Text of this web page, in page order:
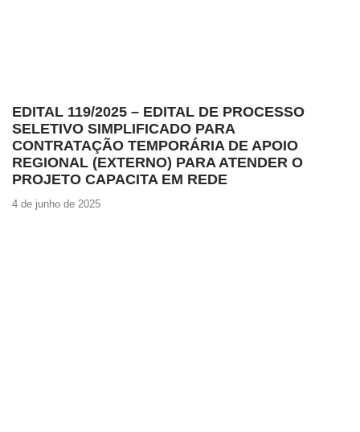
EDITAL 119/2025 – EDITAL DE PROCESSO
SELETIVO SIMPLIFICADO PARA
CONTRATAÇÃO TEMPORÁRIA DE APOIO
REGIONAL (EXTERNO) PARA ATENDER O
PROJETO CAPACITA EM REDE
4 de junho de 2025